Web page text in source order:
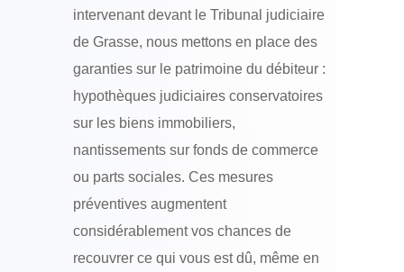
intervenant devant le Tribunal judiciaire
de Grasse, nous mettons en place des
garanties sur le patrimoine du débiteur :
hypothèques judiciaires conservatoires
sur les biens immobiliers,
nantissements sur fonds de commerce
ou parts sociales. Ces mesures
préventives augmentent
considérablement vos chances de
recouvrer ce qui vous est dû, même en